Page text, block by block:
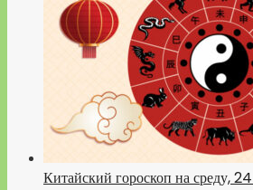
Китайский гороскоп на среду,